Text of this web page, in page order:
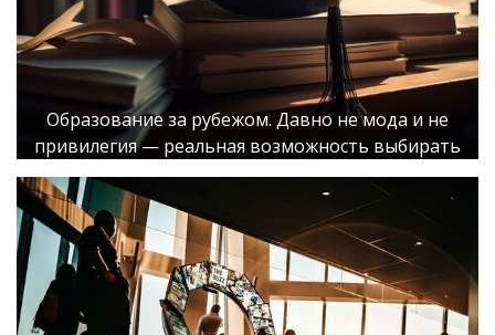
Образование за рубежом. Давно не мода и не
привилегия — реальная возможность выбирать